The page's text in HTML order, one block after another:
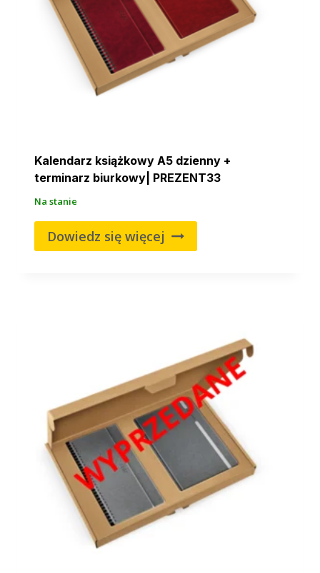
Kalendarz książkowy A5 dzienny +
terminarz biurkowy| PREZENT33
Na stanie
Dowiedz się więcej